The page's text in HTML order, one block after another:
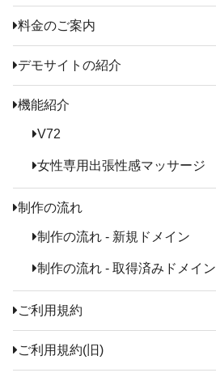
料金のご案内
デモサイトの紹介
機能紹介
V72
女性専用出張性感マッサージ
制作の流れ
制作の流れ - 新規ドメイン
制作の流れ - 取得済みドメイン
ご利用規約
ご利用規約(旧)